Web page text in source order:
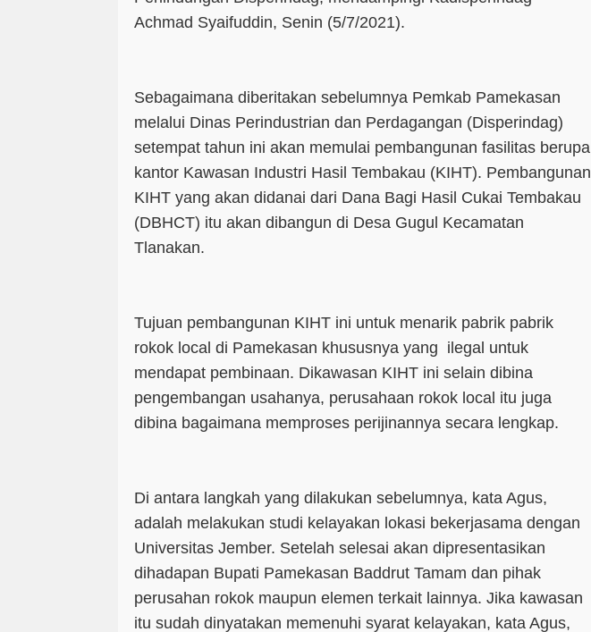
Achmad Syaifuddin, Senin (5/7/2021).
Sebagaimana diberitakan sebelumnya Pemkab Pamekasan
melalui Dinas Perindustrian dan Perdagangan (Disperindag)
setempat tahun ini akan memulai pembangunan fasilitas berupa
kantor Kawasan Industri Hasil Tembakau (KIHT). Pembangunan
KIHT yang akan didanai dari Dana Bagi Hasil Cukai Tembakau
(DBHCT) itu akan dibangun di Desa Gugul Kecamatan
Tlanakan.
Tujuan pembangunan KIHT ini untuk menarik pabrik pabrik
rokok local di Pamekasan khususnya yang ilegal untuk
mendapat pembinaan. Dikawasan KIHT ini selain dibina
pengembangan usahanya, perusahaan rokok local itu juga
dibina bagaimana memproses perijinannya secara lengkap.
Di antara langkah yang dilakukan sebelumnya, kata Agus,
adalah melakukan studi kelayakan lokasi bekerjasama dengan
Universitas Jember. Setelah selesai akan dipresentasikan
dihadapan Bupati Pamekasan Baddrut Tamam dan pihak
perusahan rokok maupun elemen terkait lainnya. Jika kawasan
itu sudah dinyatakan memenuhi syarat kelayakan, kata Agus,